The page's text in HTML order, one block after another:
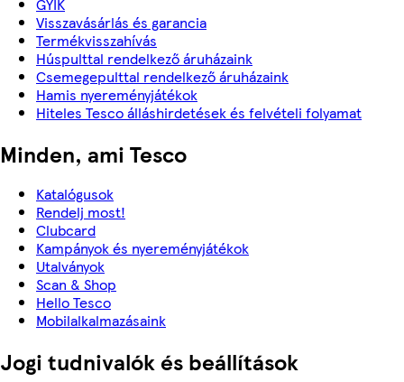
GYIK
Visszavásárlás és garancia
Termékvisszahívás
Húspulttal rendelkező áruházaink
Csemegepulttal rendelkező áruházaink
Hamis nyereményjátékok
Hiteles Tesco álláshirdetések és felvételi folyamat
Minden, ami Tesco
Katalógusok
Rendelj most!
Clubcard
Kampányok és nyereményjátékok
Utalványok
Scan & Shop
Hello Tesco
Mobilalkalmazásaink
Jogi tudnivalók és beállítások